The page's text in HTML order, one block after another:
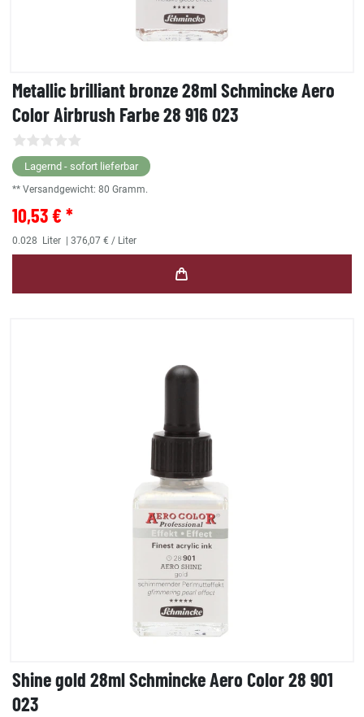
Metallic brilliant bronze 28ml Schmincke Aero
Color Airbrush Farbe 28 916 023
Lagernd - sofort lieferbar
** Versandgewicht: 80 Gramm.
10,53 € *
0.028 Liter | 376,07 € / Liter
Shine gold 28ml Schmincke Aero Color 28 901
023